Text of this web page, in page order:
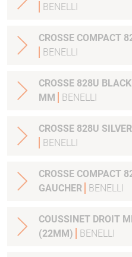
BENELLI
CROSSE COMPACT
BENELLI
CROSSE 828U BLACK STANDARD LONGUEUR 372
MM
BENELLI
CROSSE 828U
BENELLI
CROSSE COMPACT
GAUCHER
BENELLI
COUSSINET DROIT
(22MM)
BENELLI